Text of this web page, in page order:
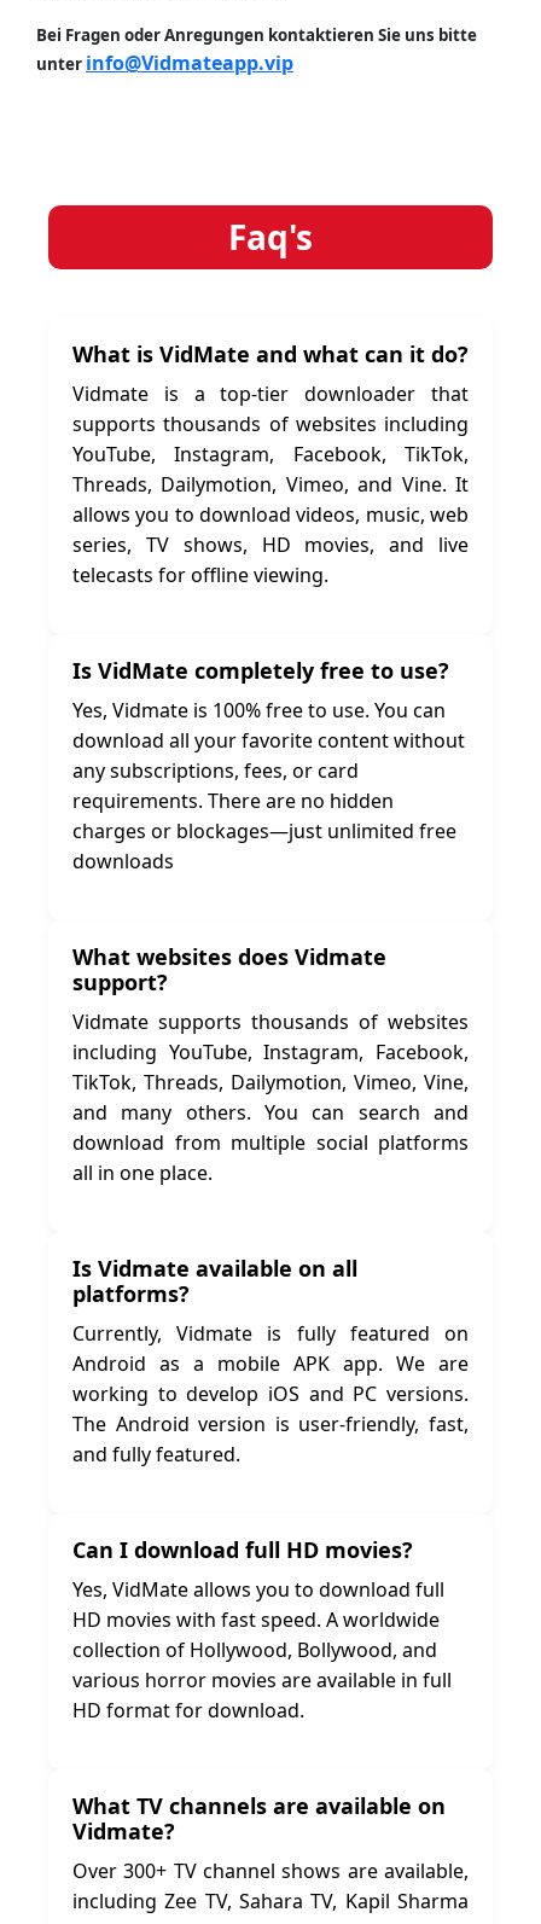
Bei Fragen oder Anregungen kontaktieren Sie uns bitte
unter info@Vidmateapp.vip
Faq's
What is VidMate and what can it do?
Vidmate is a top-tier downloader that
supports thousands of websites including
YouTube, Instagram, Facebook, TikTok,
Threads, Dailymotion, Vimeo, and Vine. It
allows you to download videos, music, web
series, TV shows, HD movies, and live
telecasts for offline viewing.
Is VidMate completely free to use?
Yes, Vidmate is 100% free to use. You can
download all your favorite content without
any subscriptions, fees, or card
requirements. There are no hidden
charges or blockages—just unlimited free
downloads
What websites does Vidmate
support?
Vidmate supports thousands of websites
including YouTube, Instagram, Facebook,
TikTok, Threads, Dailymotion, Vimeo, Vine,
and many others. You can search and
download from multiple social platforms
all in one place.
Is Vidmate available on all
platforms?
Currently, Vidmate is fully featured on
Android as a mobile APK app. We are
working to develop iOS and PC versions.
The Android version is user-friendly, fast,
and fully featured.
Can I download full HD movies?
Yes, VidMate allows you to download full
HD movies with fast speed. A worldwide
collection of Hollywood, Bollywood, and
various horror movies are available in full
HD format for download.
What TV channels are available on
Vidmate?
Over 300+ TV channel shows are available,
including Zee TV, Sahara TV, Kapil Sharma